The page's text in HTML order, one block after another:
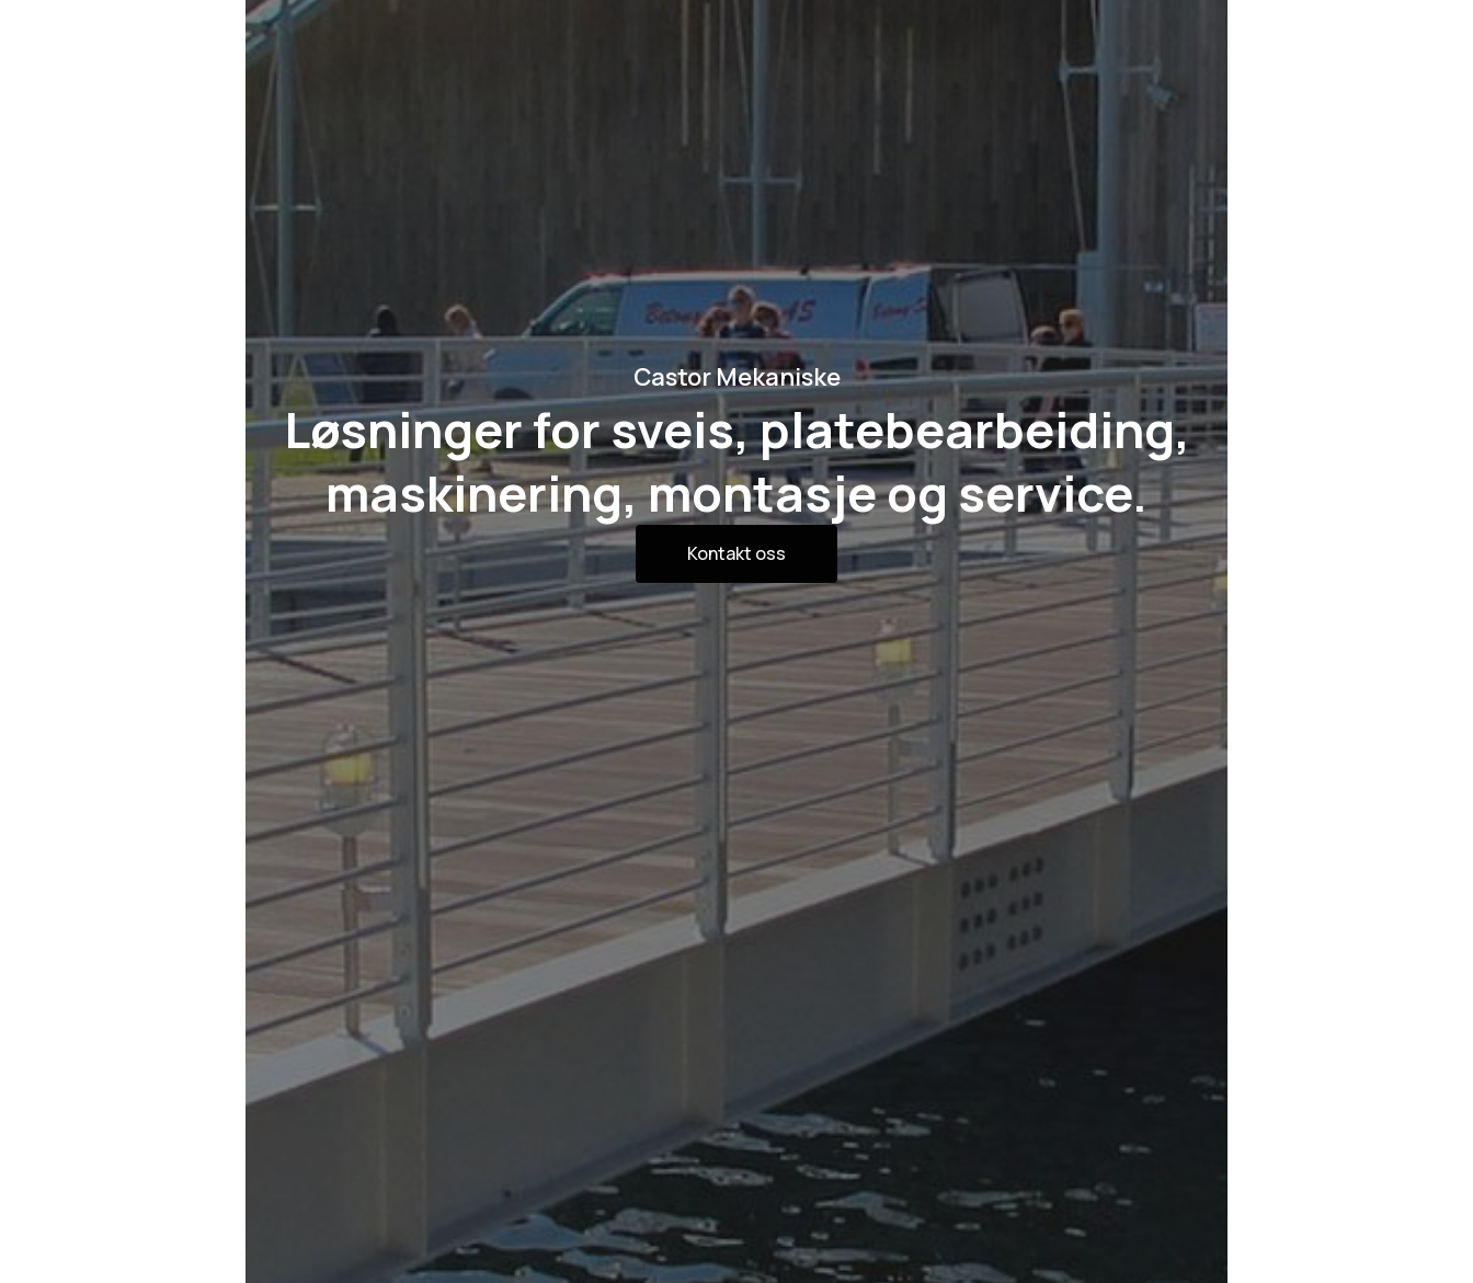
Castor Mekaniske
Løsninger for sveis, platebearbeiding,
maskinering, montasje og service.
Kontakt oss